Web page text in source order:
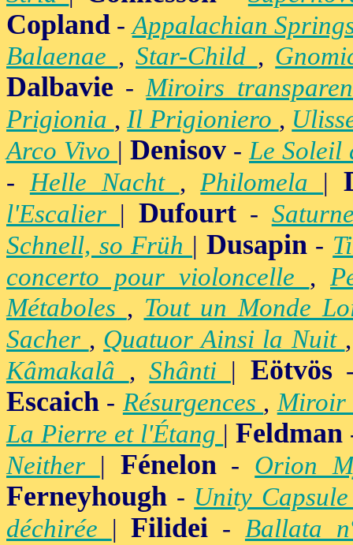
Copland -Appalachian
Balaenae ,Star-Child ,
Dalbavie -Miroirs
Prigionia ,Il Prigioniero ,
Arco Vivo | Denisov -Le Soleil
-Helle Nacht ,Philomela |
l'Escalier | Dufourt-
Schnell, so Früh | Dusapin-
concerto pour violoncelle ,
Métaboles , Tout un Monde
Sacher , Quatuor Ainsi la Nuit
Kâmakalâ ,Shânti | Eötvös
Escaich - Résurgences ,Miroir
La Pierre et l'Étang |Feldman
Neither | Fénelon- Orion
Ferneyhough - Unity
déchirée |Filidei - Ballata